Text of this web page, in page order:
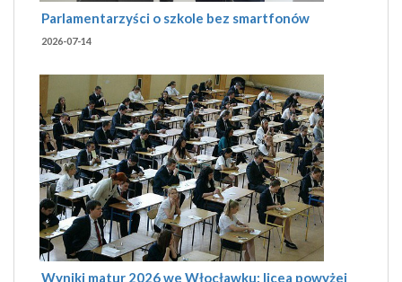
Parlamentarzyści o szkole bez smartfonów
2026-07-14
Wyniki matur 2026 we Włocławku: licea powyżej